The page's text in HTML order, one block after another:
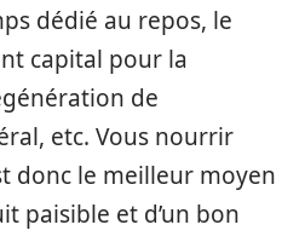
dédié au repos, le
capital pour la
de
etc. Vous nourrir
donc le meilleur moyen
paisible et d’un bon